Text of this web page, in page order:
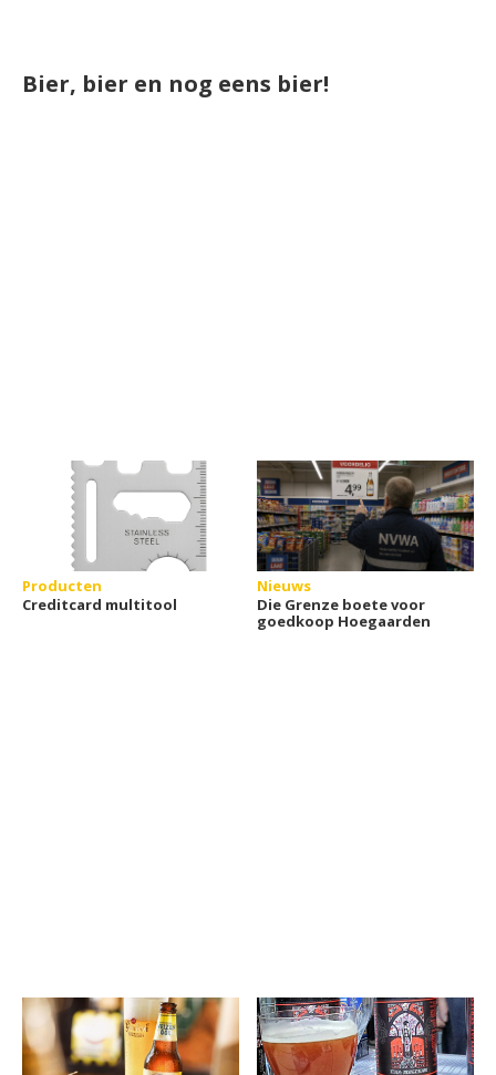
Bier, bier en nog eens bier!
Producten
Creditcard multitool
Nieuws
Die Grenze boete voor
goedkoop Hoegaarden